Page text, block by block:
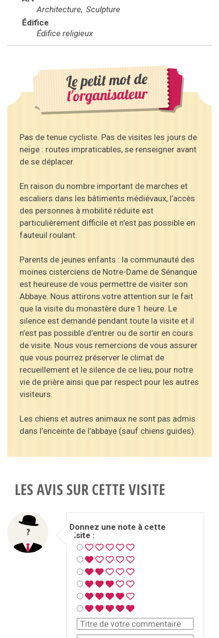
Architecture Sculpture
Édifice
Édifice religieux
Le petit mot de
l'organisateur
Pas de tenue cycliste. Pas de visites les jours de
neige : routes impraticables, se renseigner avant
de se déplacer.
En raison du nombre important de marches et
escaliers dans les bâtiments médiévaux, l’accès
des personnes à mobilité réduite est
particulièrement difficile et n'est pas possible en
fauteuil roulant.
Parents de jeunes enfants : la communauté des
moines cisterciens de Notre-Dame de Sénanque
est heureuse de vous permettre de visiter son
Abbaye. Nous attirons votre attention sur le fait
que la visite du monastère dure 1 heure. Le
silence est demandé pendant toute la visite et il
n’est pas possible d’entrer ou de sortir en cours
de visite. Nous vous remercions de vous assurer
que vous pourrez préserver le climat de
recueillement et le silence de ce lieu, pour notre
vie de prière ainsi que par respect pour les autres
visiteurs.
Les chiens et autres animaux ne sont pas admis
dans l’enceinte de l’abbaye (sauf chiens guides).
LES AVIS SUR CETTE VISITE
Donnez une note à cette
visite :